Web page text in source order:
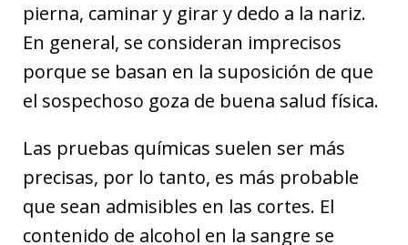
pierna, caminar y girar y dedo a la nariz.
En general, se consideran imprecisos
porque se basan en la suposición de que
el sospechoso goza de buena salud física.
Las pruebas químicas suelen ser más
precisas, por lo tanto, es más probable
que sean admisibles en las cortes. El
contenido de alcohol en la sangre se